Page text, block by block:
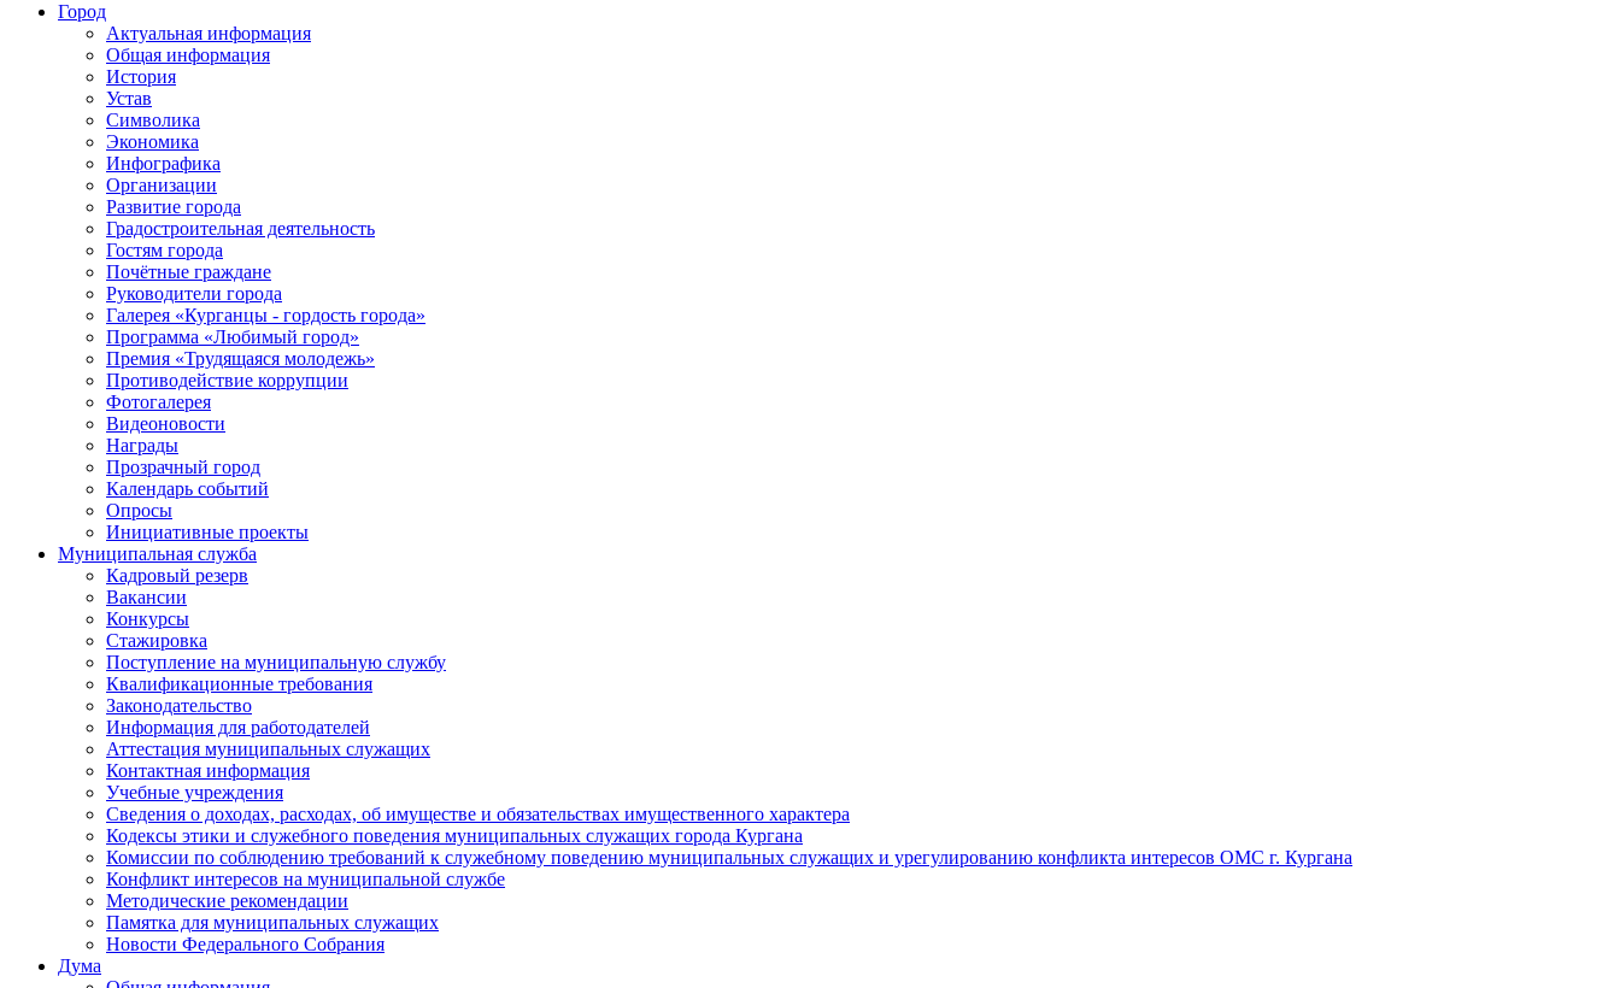
Город
Актуальная информация
Общая информация
История
Устав
Символика
Экономика
Инфографика
Организации
Развитие города
Градостроительная деятельность
Гостям города
Почётные граждане
Руководители города
Галерея «Курганцы - гордость города»
Программа «Любимый город»
Премия «Трудящаяся молодежь»
Противодействие коррупции
Фотогалерея
Видеоновости
Награды
Прозрачный город
Календарь событий
Опросы
Инициативные проекты
Муниципальная служба
Кадровый резерв
Вакансии
Конкурсы
Стажировка
Поступление на муниципальную службу
Квалификационные требования
Законодательство
Информация для работодателей
Аттестация муниципальных служащих
Контактная информация
Учебные учреждения
Сведения о доходах, расходах, об имуществе и обязательствах имущественного характера
Кодексы этики и служебного поведения муниципальных служащих города Кургана
Комиссии по соблюдению требований к служебному поведению муниципальных служащих и урегулированию конфликта интересов ОМС г. Кургана
Конфликт интересов на муниципальной службе
Методические рекомендации
Памятка для муниципальных служащих
Новости Федерального Cобрания
Дума